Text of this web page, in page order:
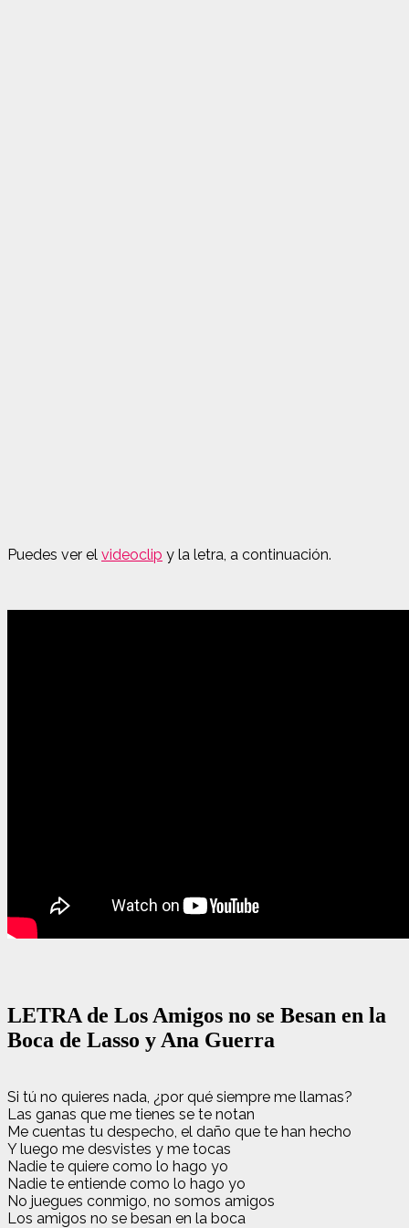
Puedes ver el videoclip y la letra, a continuación.
LETRA de Los Amigos no se Besan en la
Boca de Lasso y Ana Guerra
Si tú no quieres nada, ¿por qué siempre me llamas?
Las ganas que me tienes se te notan
Me cuentas tu despecho, el daño que te han hecho
Y luego me desvistes y me tocas
Nadie te quiere como lo hago yo
Nadie te entiende como lo hago yo
No juegues conmigo, no somos amigos
Los amigos no se besan en la boca